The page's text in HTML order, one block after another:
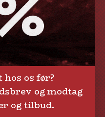
os før?
og modtag
og tilbud.